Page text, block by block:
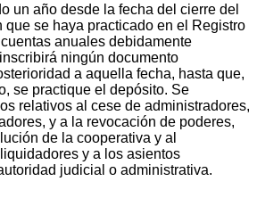
un año desde la fecha del cierre del
se haya practicado en el Registro
anuales debidamente
ningún documento
a aquella fecha, hasta que,
se practique el depósito. Se
relativos al cese de administradores,
y a la revocación de poderes,
de la cooperativa y al
y a los asientos
judicial o administrativa.